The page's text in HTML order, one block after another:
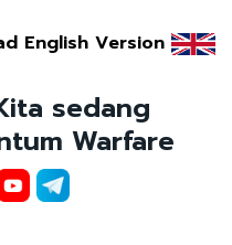
English Version
sedang
Warfare